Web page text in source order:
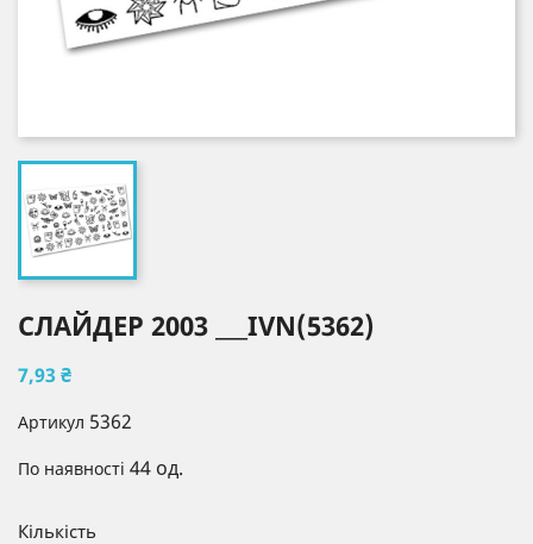
СЛАЙДЕР 2003 ___IVN(5362)
7,93 ₴
Артикул 5362
По наявності 44 од.
Кількість